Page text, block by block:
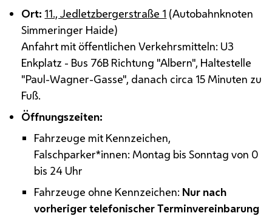
Ort: 11., Jedletzbergerstraße 1 (Autobahnknoten
Simmeringer Haide)
Anfahrt mit öffentlichen Verkehrsmitteln: U3
Enkplatz - Bus 76B Richtung "Albern", Haltestelle
"Paul-Wagner-Gasse", danach circa 15 Minuten zu
Fuß.
Öffnungszeiten:
Fahrzeuge mit Kennzeichen,
Falschparker*innen: Montag bis Sonntag von 0
bis 24 Uhr
Fahrzeuge ohne Kennzeichen: Nur nach
vorheriger telefonischer Terminvereinbarung